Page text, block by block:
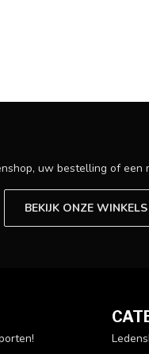
uw bestelling of een
BEKIJK ONZE WINKELS